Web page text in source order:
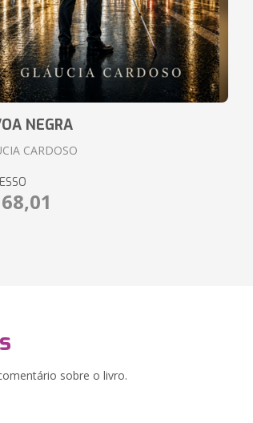
NEGRA
CARDOSO
sobre o livro.